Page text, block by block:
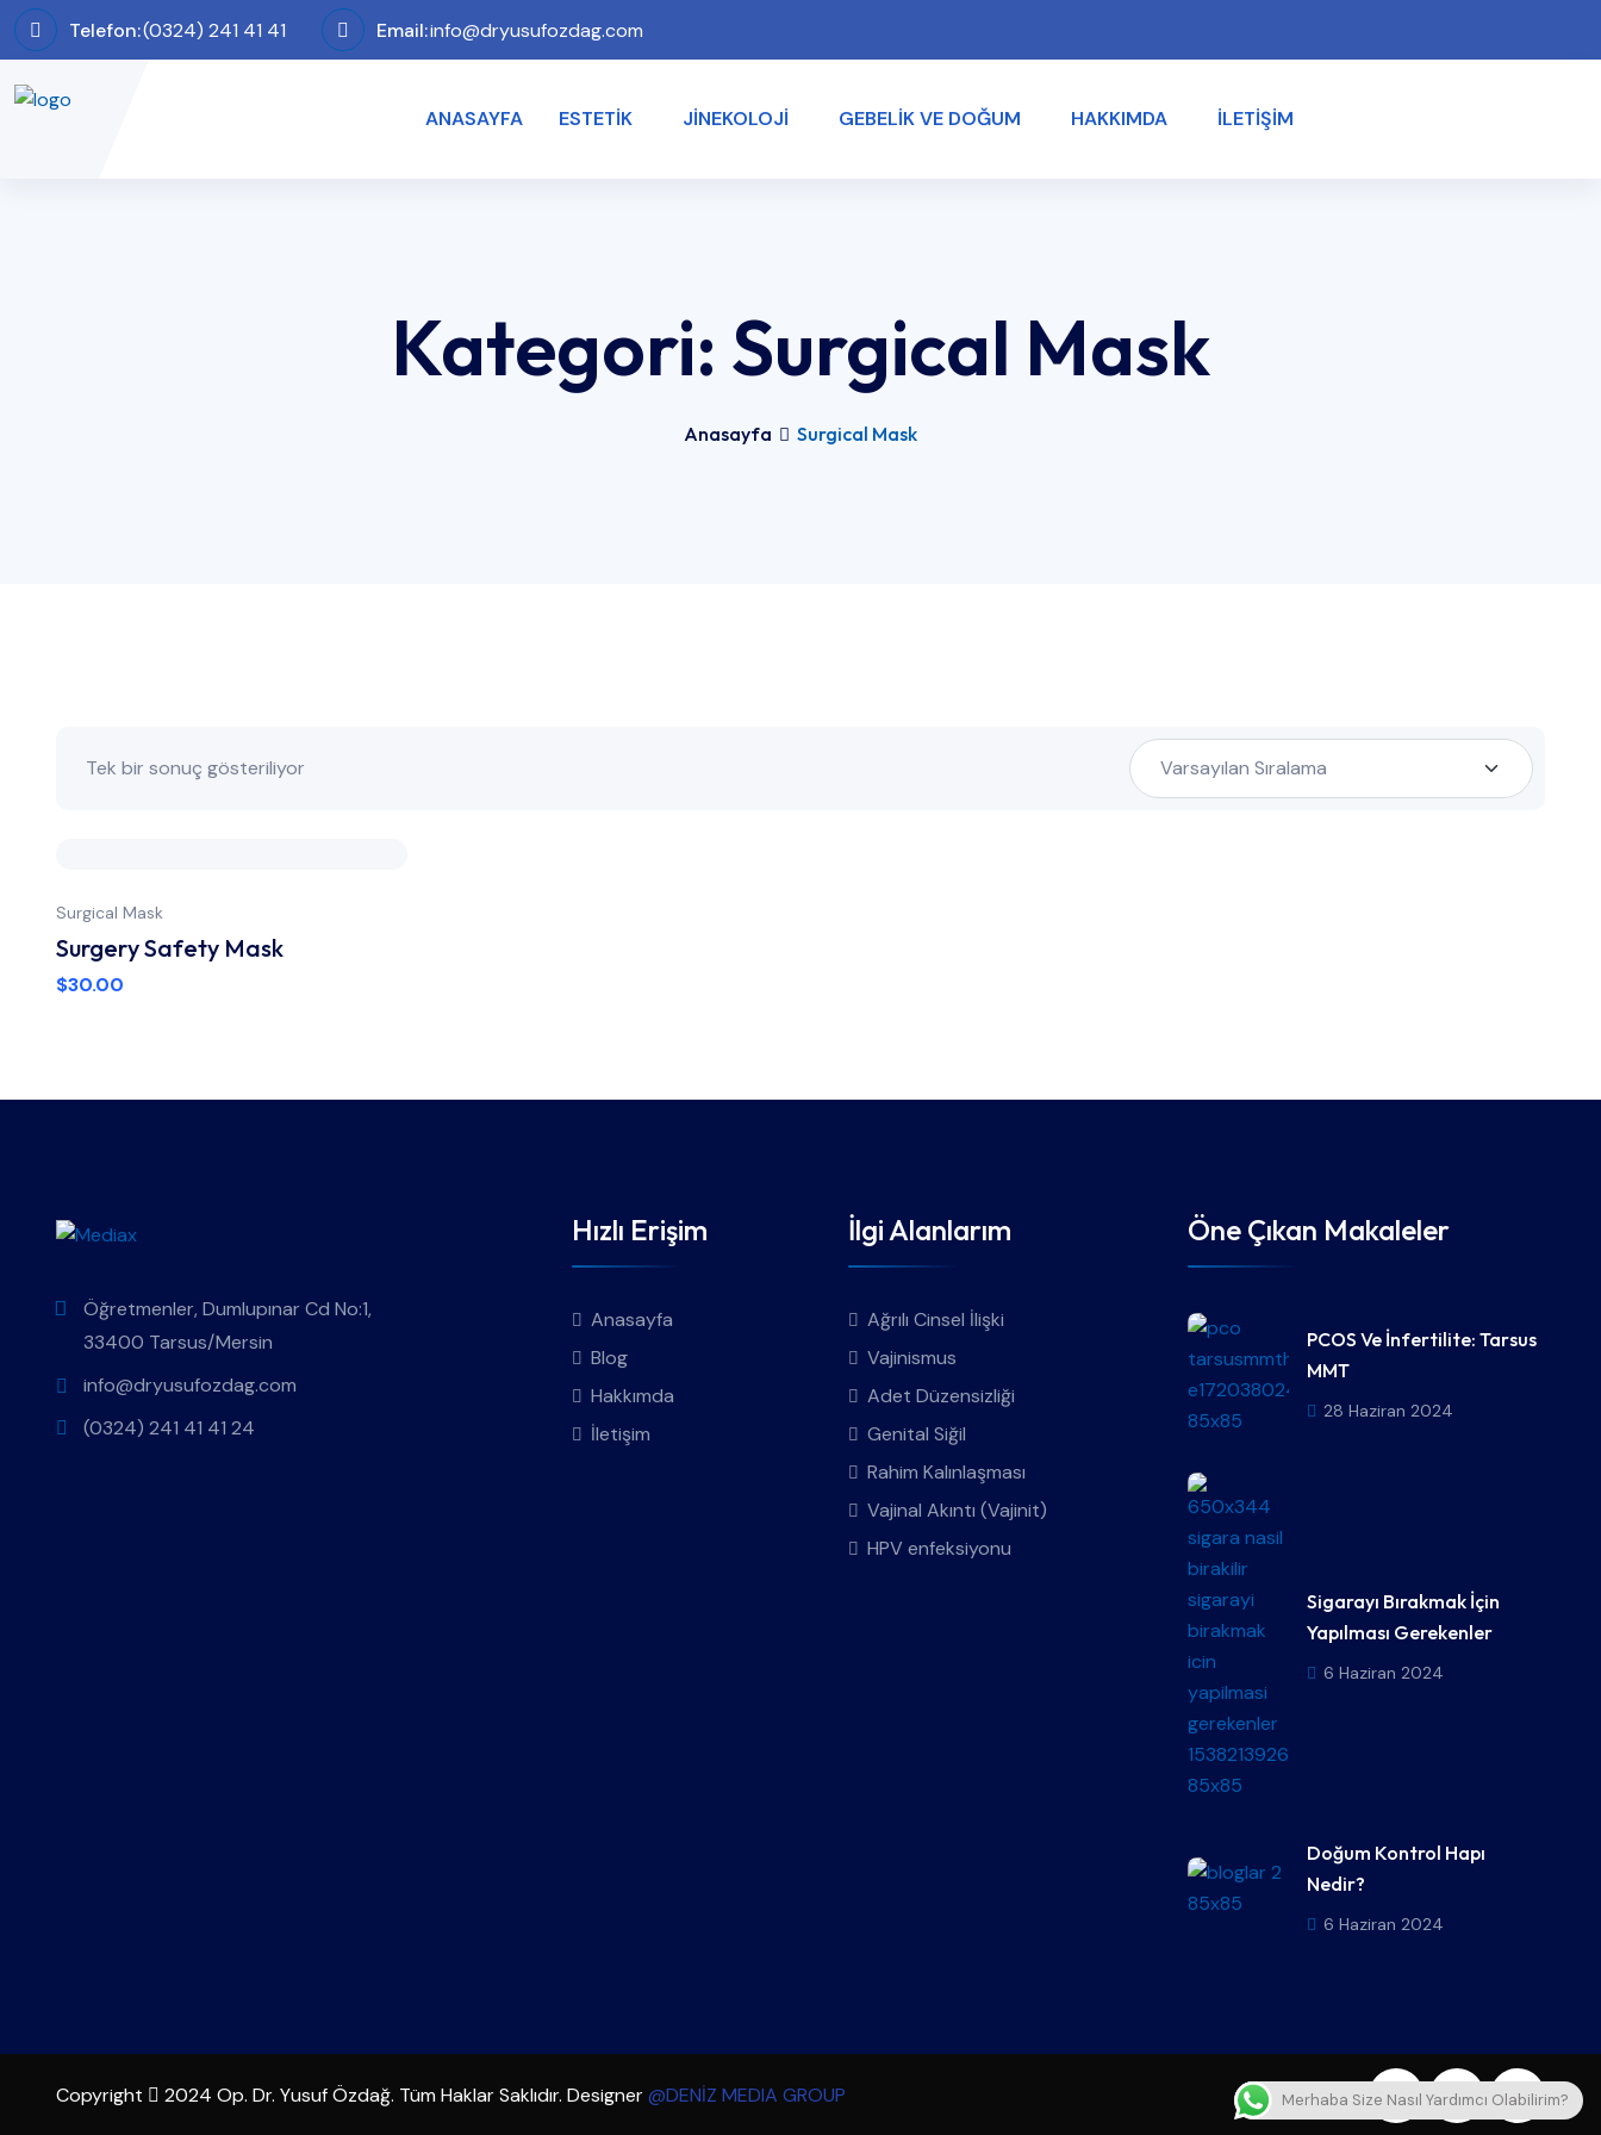
Telefon:(0324) 241 41 41 Email:info@dryusufozdag.com
ANASAYFA ESTETIK JINEKOLOJI GEBELIK VE DOĞUM HAKKIMDA İLETIŞIM
Kategori: Surgical Mask
Anasayfa Surgical Mask
Tek bir sonuç gösteriliyor
Surgical Mask
Surgery Safety Mask
$30.00
Öğretmenler, Dumlupınar Cd No:1,
33400 Tarsus/Mersin
info@dryusufozdag.com
(0324) 241 41 41 24
Hızlı Erişim
Anasayfa
Blog
Hakkımda
İletişim
İlgi Alanlarım
Ağrılı Cinsel İlişki
Vajinismus
Adet Düzensizliği
Genital Siğil
Rahim Kalınlaşması
Vajinal Akıntı (Vajinit)
HPV enfeksiyonu
Öne Çıkan Makaleler
PCOS Ve İnfertilite: Tarsus
MMT
28 Haziran 2024
Sigarayı Bırakmak İçin
Yapılması Gerekenler
6 Haziran 2024
Doğum Kontrol Hapı
Nedir?
6 Haziran 2024
Copyright 2024 Op. Dr. Yusuf Özdağ. Tüm Haklar Saklıdır. Designer@DENİZ MEDIA GROUP Merhaba Size Nasıl Yardımcı Olabilirim?